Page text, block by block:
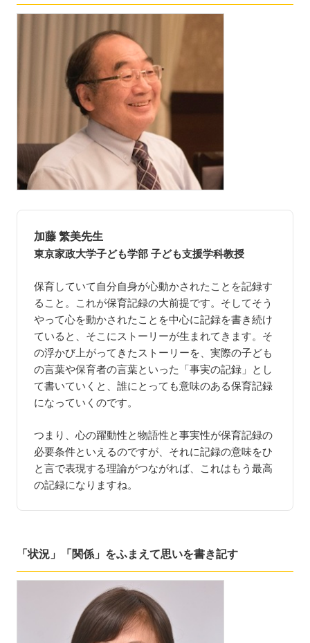
加藤 繁美先生
東京家政大学子ども学部 子ども支援学科教授
保育していて自分自身が心動かされたことを記録す
ること。これが保育記録の大前提です。そしてそう
やって心を動かされたことを中心に記録を書き続け
ていると、そこにストーリーが生まれてきます。そ
の浮かび上がってきたストーリーを、実際の子ども
の言葉や保育者の言葉といった「事実の記録」とし
て書いていくと、誰にとっても意味のある保育記録
になっていくのです。
つまり、心の躍動性と物語性と事実性が保育記録の
必要条件といえるのですが、それに記録の意味をひ
と言で表現する理論がつながれば、これはもう最高
の記録になりますね。
「状況」「関係」をふまえて思いを書き記す